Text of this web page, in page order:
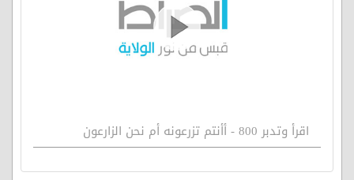
اقرأ وتدبر 800 - أأنتم تزرعونه أم نحن الزارعون